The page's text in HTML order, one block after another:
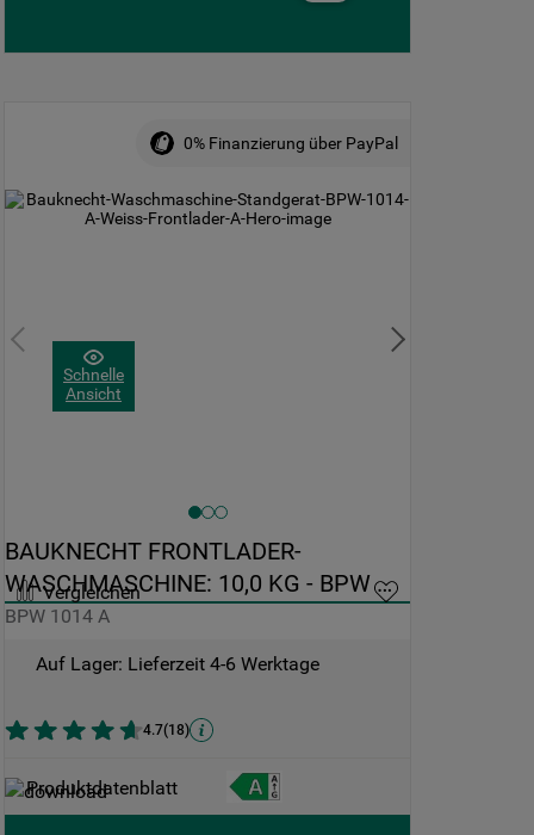
Schnelle
Ansicht
0% Finanzierung über PayPal
Vergleichen
BAUKNECHT FRONTLADER-
WASCHMASCHINE: 10,0 KG - BPW
1014 A
BPW 1014 A
Auf Lager: Lieferzeit 4-6 Werktage
4.7(18)
Produktdatenblatt